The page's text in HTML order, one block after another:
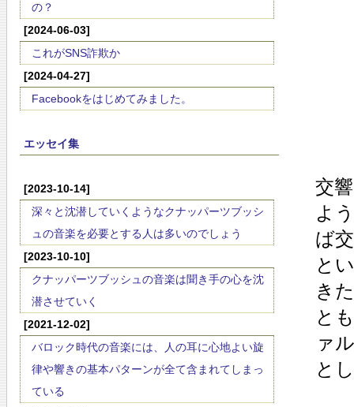
の？
[2024-06-03]
これがSNS詐欺か
[2024-04-27]
Facebookをはじめてみました。
エッセイ集
[2023-10-14]
深々と沈潜していくようなクナッパーツブッシ
ュの音楽を必要とする人は多いのでしょう
[2023-10-10]
クナッパーツブッシュの音楽は聞き手の心を沈
潜させていく
[2021-12-02]
バロック時代の音楽には、人の耳に心地よい旋
律や響きの基本パターンが全て含まれてしまっ
ている
交
よ
ば
と
き
と
ァ
と